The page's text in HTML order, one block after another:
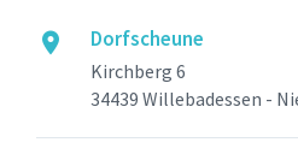
Dorfscheune
Kirchberg 6
34439 Willebadessen -